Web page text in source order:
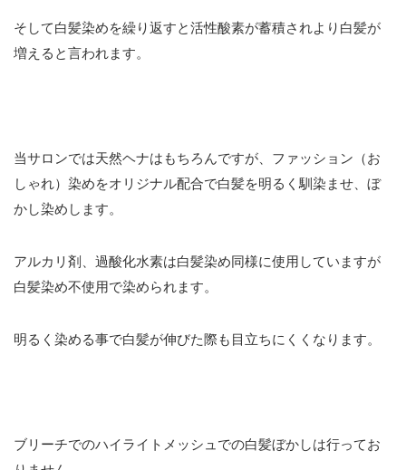
そして白髪染めを繰り返すと活性酸素が蓄積されより白髪が
増えると言われます。
当サロンでは天然ヘナはもちろんですが、ファッション（お
しゃれ）染めをオリジナル配合で白髪を明るく馴染ませ、ぼ
かし染めします。
アルカリ剤、過酸化水素は白髪染め同様に使用していますが
白髪染め不使用で染められます。
明るく染める事で白髪が伸びた際も目立ちにくくなります。
ブリーチでのハイライトメッシュでの白髪ぼかしは行ってお